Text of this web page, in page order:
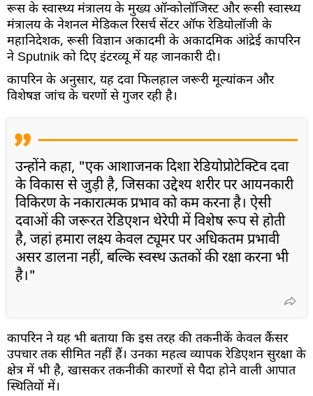
रूस के स्वास्थ्य मंत्रालय के मुख्य ऑन्कोलॉजिस्ट और रूसी स्वास्थ्य
मंत्रालय के नेशनल मेडिकल रिसर्च सेंटर ऑफ रेडियोलॉजी के
महानिदेशक, रूसी विज्ञान अकादमी के अकादमिक आंद्रेई कापरिन
ने Sputnik को दिए इंटरव्यू में यह जानकारी दी।
कापरिन के अनुसार, यह दवा फिलहाल जरूरी मूल्यांकन और
विशेषज्ञ जांच के चरणों से गुजर रही है।
उन्होंने कहा, "एक आशाजनक दिशा रेडियोप्रोटेक्टिव दवा
के विकास से जुड़ी है, जिसका उद्देश्य शरीर पर आयनकारी
विकिरण के नकारात्मक प्रभाव को कम करना है। ऐसी
दवाओं की जरूरत रेडिएशन थेरेपी में विशेष रूप से होती
है, जहां हमारा लक्ष्य केवल ट्यूमर पर अधिकतम प्रभावी
असर डालना नहीं, बल्कि स्वस्थ ऊतकों की रक्षा करना भी
है।"
कापरिन ने यह भी बताया कि इस तरह की तकनीकें केवल कैंसर
उपचार तक सीमित नहीं हैं। उनका महत्व व्यापक रेडिएशन सुरक्षा के
क्षेत्र में भी है, खासकर तकनीकी कारणों से पैदा होने वाली आपात
स्थितियों में।